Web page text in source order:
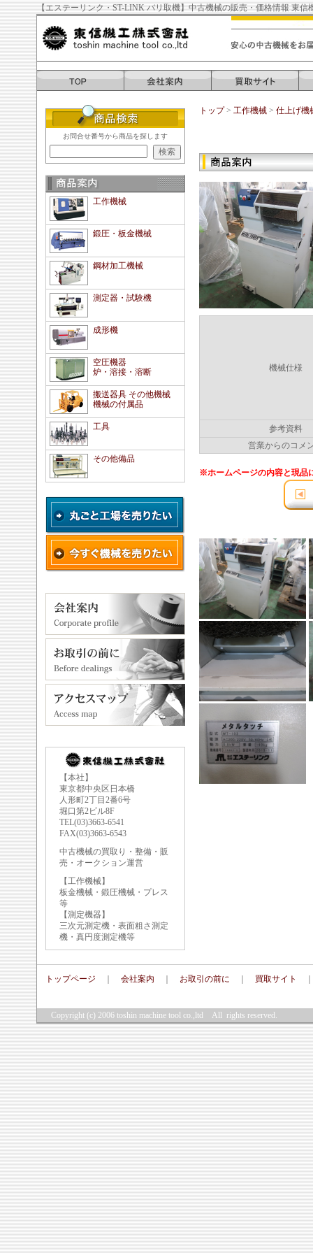
【エステーリンク・ST-LINK バリ取機】中古機械の販売・価格情報 東信
お問合せ番号から商品を探します
工作機械
鍛圧・板金機械
鋼材加工機械
測定器・試験機
成形機
空圧機器
炉・溶接・溶断
搬送器具 その他機械
機械の付属品
工具
その他備品
【本社】
東京都中央区日本橋
人形町2丁目2番6号
堀口第2ビル8F
TEL(03)3663-6541
FAX(03)3663-6543
中古機械の買取り・整備・販
売・オークション運営
【工作機械】
板金機械・鍛圧機械・プレス
等
【測定機器】
三次元測定機・表面粗さ測定
機・真円度測定機等
トップ> 工作機械 > 仕上げ機
機械仕様
参考資料
営業からのコメ
※ホームページの内容と現品
トップページ 会社案内 お取引の前に 買取サイト
Copyright (c) 2006 toshin machine tool co.,ltd All rights reserved.